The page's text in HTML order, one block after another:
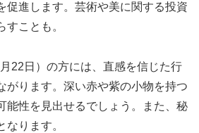
促進します。芸術や美に関する投資
すことも。
22日）の方には、直感を信じた行
がります。深い赤や紫の小物を持つ
能性を見出せるでしょう。また、秘
なります。